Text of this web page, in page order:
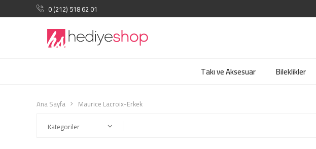
0 (212) 518 62 01
Takı ve Aksesuar Bileklikler
Ana Sayfa
Maurice Lacroix-Erkek
Kategoriler